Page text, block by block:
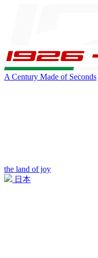
A Century Made of Seconds
the land of joy
日本